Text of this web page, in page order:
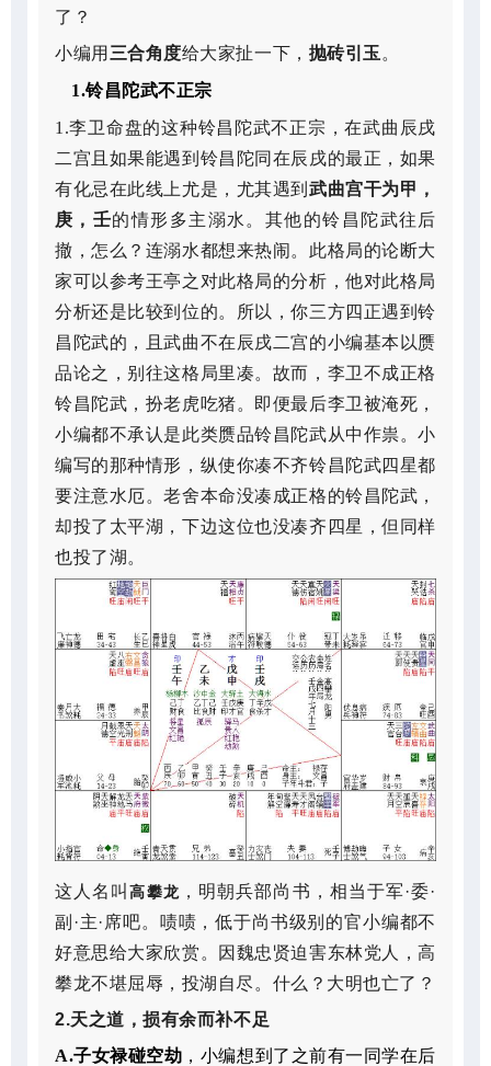
了？
小编用 三合角度给大家扯一下， 抛砖引玉 。
1.铃昌陀武不正宗
1.李卫命盘的这种铃昌陀武不正宗，在武曲辰戌
二宫且如果能遇到铃昌陀同在辰戌的最正，如果
有化忌在此线上尤是，尤其遇到武曲宫干为甲，
庚，壬的情形多主溺水。其他的铃昌陀武往后
撤，怎么？连溺水都想来热闹。此格局的论断大
家可以参考王亭之对此格局的分析，他对此格局
分析还是比较到位的。所以，你三方四正遇到铃
昌陀武的，且武曲不在辰戌二宫的小编基本以赝
品论之，别往这格局里凑。故而，李卫不成正格
铃昌陀武，扮老虎吃猪。即便最后李卫被淹死，
小编都不承认是此类赝品铃昌陀武从中作祟。小
编写的那种情形，纵使你凑不齐铃昌陀武四星都
要注意水厄。老舍本命没凑成正格的铃昌陀武，
却投了太平湖，下边这位也没凑齐四星，但同样
也投了湖。
这人名叫高攀龙 ，明朝兵部尚书，相当于军·委·
副·主·席吧。啧啧，低于尚书级别的官小编都不
好意思给大家欣赏。因魏忠贤迫害东林党人，高
攀龙不堪屈辱，投湖自尽。什么？大明也亡了？
2.天之道，损有余而补不足
A.子女禄碰空劫 ，小编想到了之前有一同学在后